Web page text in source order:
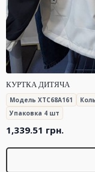
КУРТКА ДИТЯЧА
Модель XTC68A161
Упаковка 4 шт
1,339.51 грн.